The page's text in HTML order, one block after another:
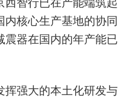
西智行已在产能端筑起
内核心生产基地的协同
震器在国内的年产能已
挥强大的本土化研发与